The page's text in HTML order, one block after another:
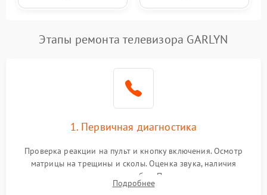
Этапы ремонта телевизора GARLYN
1. Первичная диагностика
Проверка реакции на пульт и кнопку включения. Осмотр
матрицы на трещины и сколы. Оценка звука, наличия
подсветки и индикаторов ошибок. Подключение тестовых
источников сигнала для выявления симптомов поломки.
Подробнее